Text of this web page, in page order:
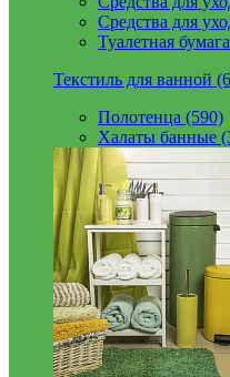
Средства для
Туалетная
Текстиль для ванной
Полотенца (590)
Халаты банные